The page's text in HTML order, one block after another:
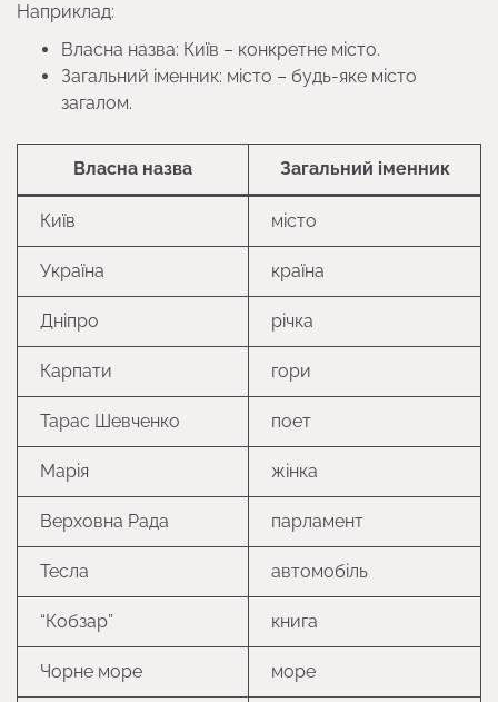
Наприклад:
Власна назва: Київ – конкретне місто.
Загальний іменник: місто – будь-яке місто
загалом.
Власна назва Загальний іменник
Київ місто
Україна країна
Дніпро річка
Карпати гори
Тарас Шевченко поет
Марія жінка
Верховна Рада парламент
Тесла автомобіль
“Кобзар” книга
Чорне море море